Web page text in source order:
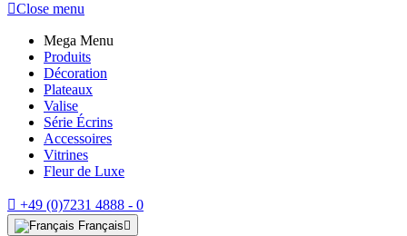
Close menu
Mega Menu
Produits
Décoration
Plateaux
Valise
Série Écrins
Accessoires
Vitrines
Fleur de Luxe
 +49 (0)7231 4888 - 0
Français 